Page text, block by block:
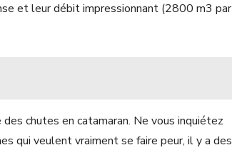
et leur débit impressionnant (2800 m3 par
chutes en catamaran. Ne vous inquiétez
qui veulent vraiment se faire peur, il y a des